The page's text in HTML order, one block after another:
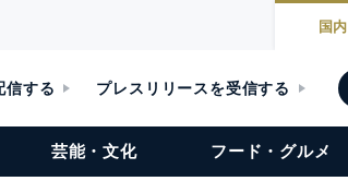
国内
信する プレスリリースを受信する
芸能・文化 フード・グルメ